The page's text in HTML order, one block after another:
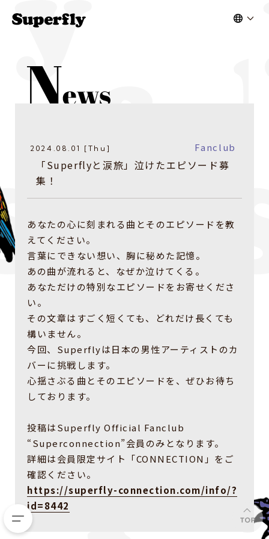
2024.08.01 [Thu] Fanclub
「Superflyと涙旅」泣けたエピソード募
集！
あなたの心に刻まれる曲とそのエピソードを教
えてください。
言葉にできない想い、胸に秘めた記憶。
あの曲が流れると、なぜか泣けてくる。
あなただけの特別なエピソードをお寄せくださ
い。
その文章はすごく短くても、どれだけ長くても
構いません。
今回、Superflyは日本の男性アーティストのカ
バーに挑戦します。
心揺さぶる曲とそのエピソードを、ぜひお待ち
しております。
投稿はSuperfly Official Fanclub
“Superconnection”会員のみとなります。
詳細は会員限定サイト「CONNECTION」をご
確認ください。
https://superfly-connection.com/info/?
id=8442